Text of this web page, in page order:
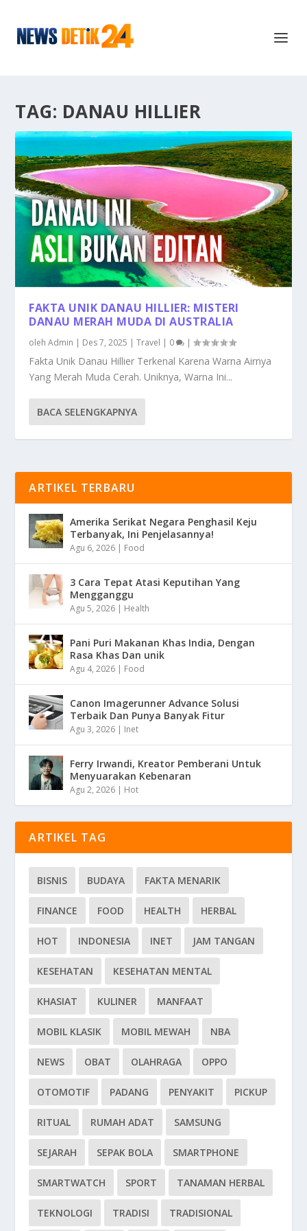
TAG: DANAU HILLIER
FAKTA UNIK DANAU HILLIER: MISTERI
DANAU MERAH MUDA DI AUSTRALIA
olehAdmin | Des 7, 2025 |Travel | 0 |
Fakta Unik Danau Hillier Terkenal Karena Warna Airnya
Yang Merah Muda Cerah. Uniknya, Warna Ini...
BACA SELENGKAPNYA
ARTIKEL TERBARU
Amerika Serikat Negara Penghasil Keju
Terbanyak, Ini Penjelasannya!
Agu 6, 2026 | Food
3 Cara Tepat Atasi Keputihan Yang
Mengganggu
Agu 5, 2026 | Health
Pani Puri Makanan Khas India, Dengan
Rasa Khas Dan unik
Agu 4, 2026 | Food
Canon Imagerunner Advance Solusi
Terbaik Dan Punya Banyak Fitur
Agu 3, 2026 | Inet
Ferry Irwandi, Kreator Pemberani Untuk
Menyuarakan Kebenaran
Agu 2, 2026 | Hot
ARTIKEL TAG
BISNIS BUDAYA FAKTA MENARIK
FINANCE FOOD HEALTH HERBAL
HOT INDONESIA INET JAM TANGAN
KESEHATAN KESEHATAN MENTAL
KHASIAT KULINER MANFAAT
MOBIL KLASIK MOBIL MEWAH NBA
NEWS OBAT OLAHRAGA OPPO
OTOMOTIF PADANG PENYAKIT PICKUP
RITUAL RUMAH ADAT SAMSUNG
SEJARAH SEPAK BOLA SMARTPHONE
SMARTWATCH SPORT TANAMAN HERBAL
TEKNOLOGI TRADISI TRADISIONAL